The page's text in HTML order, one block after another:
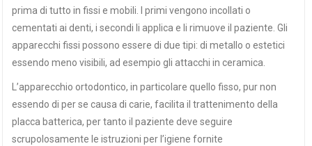
prima di tutto in fissi e mobili. I primi vengono incollati o
cementati ai denti, i secondi li applica e li rimuove il paziente. Gli
apparecchi fissi possono essere di due tipi: di metallo o estetici
essendo meno visibili, ad esempio gli attacchi in ceramica.
L’apparecchio ortodontico, in particolare quello fisso, pur non
essendo di per se causa di carie, facilita il trattenimento della
placca batterica, per tanto il paziente deve seguire
scrupolosamente le istruzioni per l’igiene fornite